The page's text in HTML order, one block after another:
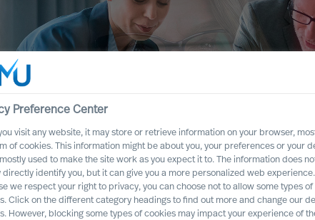
Preference Center
visit any website, it may store or retrieve information on your browser,
of cookies. This information might be about you, your preferences or your
used to make the site work as you expect it to. The information does
directly identify you, but it can give you a more personalized web experience.
we respect your right to privacy, you can choose not to allow some types of
Click on the different category headings to find out more and change our
However, blocking some types of cookies may impact your experience of